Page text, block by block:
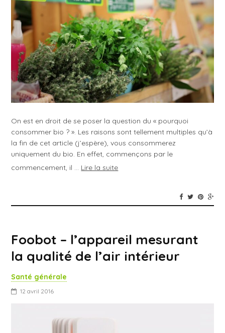
On est en droit de se poser la question du « pourquoi
consommer bio ? ». Les raisons sont tellement multiples qu’à
la fin de cet article (j’espère), vous consommerez
uniquement du bio. En effet, commençons par le
commencement, il … Lire la suite
Foobot – l’appareil mesurant
la qualité de l’air intérieur
Santé générale
12 avril 2016